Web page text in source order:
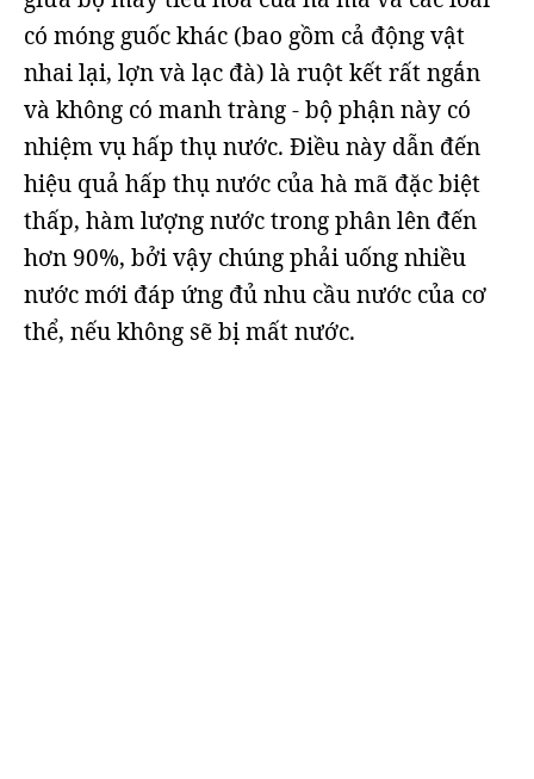
có móng guốc khác (bao gồm cả động vật
nhai lại, lợn và lạc đà) là ruột kết rất ngắn
và không có manh tràng - bộ phận này có
nhiệm vụ hấp thụ nước. Điều này dẫn đến
hiệu quả hấp thụ nước của hà mã đặc biệt
thấp, hàm lượng nước trong phân lên đến
hơn 90%, bởi vậy chúng phải uống nhiều
nước mới đáp ứng đủ nhu cầu nước của cơ
thể, nếu không sẽ bị mất nước.